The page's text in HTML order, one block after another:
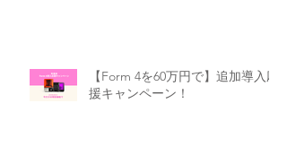
【Form 4を60万円で】追加導入応
援キャンペーン！